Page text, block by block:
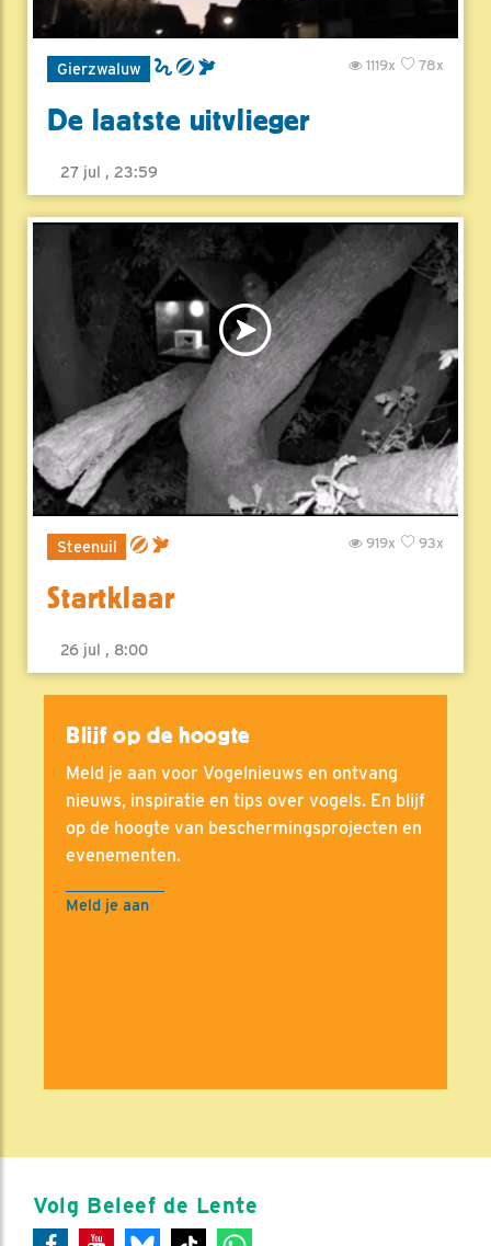
Gierzwaluw 78x
1119x
De laatste uitvlieger
27 jul , 23:59
Steenuil 93x
919x
Startklaar
26 jul , 8:00
Blijf op de hoogte
Meld je aan voor Vogelnieuws en ontvang
nieuws, inspiratie en tips over vogels. En blijf
op de hoogte van beschermingsprojecten en
evenementen.
Meld je aan
Volg Beleef de Lente